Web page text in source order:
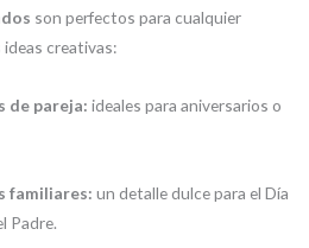
son perfectos para cualquier
creativas:
de pareja: ideales para aniversarios o
familiares: un detalle dulce para el Día
Padre.